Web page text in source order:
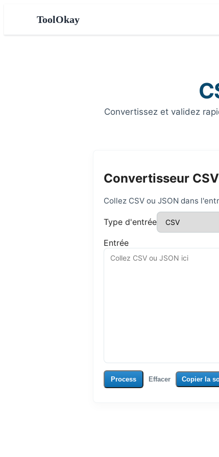
ToolOkay
Convertissez et validez
Convertisseur
Collez CSV ou JSON dans
Type d'entrée
Entrée
Process Effacer Copier la